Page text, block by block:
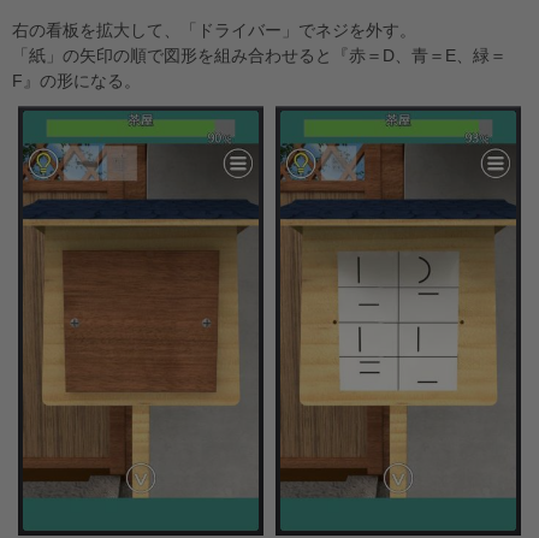
右の看板を拡大して、「ドライバー」でネジを外す。
「紙」の矢印の順で図形を組み合わせると『赤＝D、青＝E、緑＝
F』の形になる。